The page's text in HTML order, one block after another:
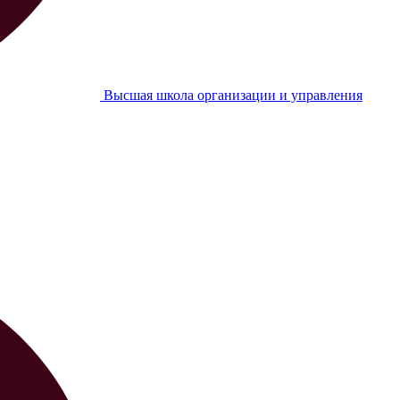
Высшая школа организации и управления